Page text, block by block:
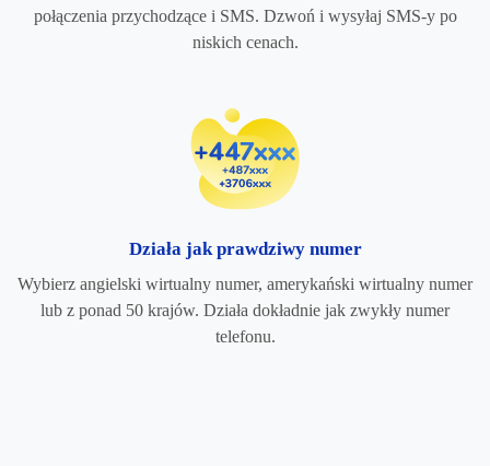
połączenia przychodzące i SMS. Dzwoń i wysyłaj SMS-y po
niskich cenach.
Działa jak prawdziwy numer
Wybierz angielski wirtualny numer, amerykański wirtualny numer
lub z ponad 50 krajów. Działa dokładnie jak zwykły numer
telefonu.